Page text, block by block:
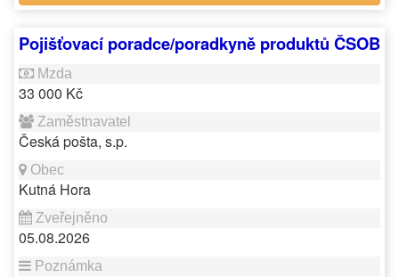
Pojišťovací poradce/poradkyně produktů ČSOB
33 000 Kč
Česká pošta, s.p.
Kutná Hora
05.08.2026